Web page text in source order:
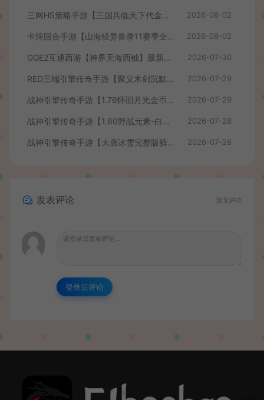
三网H5策略手游【三国兵临天下代金券内购七合修复版】最新整理单机一键即玩镜像端+Linux手工服务端+管理后台+GM授权后台+简易安卓客户端+详细搭建教程+视频教程 2026-08-02
卡牌回合手游【山海经异兽录11赛季全人物代金券内购版】最新整理WIN系服务端+授权GM后台+管理后台+热更修改工具+安卓+详细搭建教程 2026-08-02
GGE2互通西游【神界天海西柚】最新整理Win系服务端+安卓苹果PC三端+内置GM工具+全套源码+详细搭建教程+视频教程 2026-07-30
RED三端引擎传奇手游【聚义木剑沉默高仿嘟嘟沉默】最新整理Win系服务端+安卓苹果PC三端+详细搭建教程 2026-07-29
战神引擎传奇手游【1.76怀旧月光金币版】最新整理Win系复古服务端+安卓苹果双端+GM授权物品后台+详细搭建教程 2026-07-29
战神引擎传奇手游【1.80野战元素-白猪7.2免授权】最新整理Win系特色服务端+安卓+GM授权物品后台+详细搭建教程 2026-07-28
战神引擎传奇手游【大唐冰雪完整版裤衩7.0免授权】最新整理Win系特色服务端+GM授权后台+安卓苹果双端+详细搭建教程 2026-07-28
发表评论 暂无评论
登录后评论